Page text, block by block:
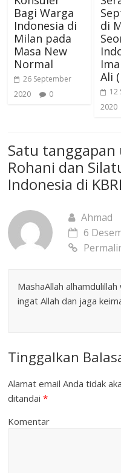
Bagi Warga
Indonesia di
Milan pada
Masa New
Normal
26 September
2020
0
di
Ali
12
2020
Satu tanggapan
Rohani dan
Indonesia di
Ahmad
6
MashaAllah
ingat Allah dan jaga
Tinggalkan
Alamat email Anda tidak
ditandai*
Komentar